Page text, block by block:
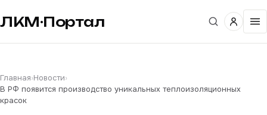
ЛКМ·Портал
Главная›Новости›
В РФ появится производство уникальных теплоизоляционных
красок